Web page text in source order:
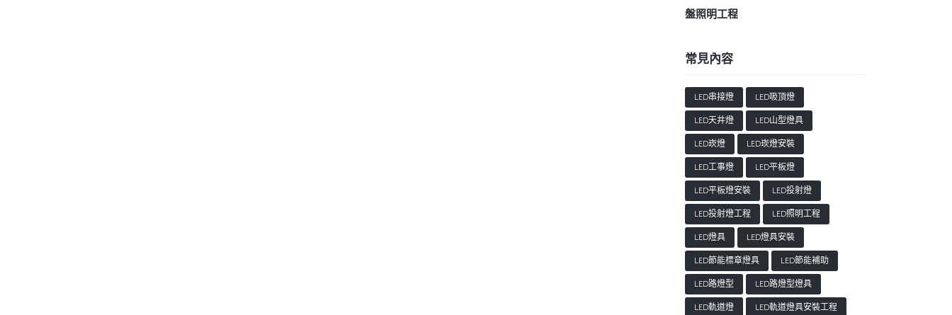
盤照明工程
常見內容
LED串接燈
LED吸頂燈
LED天井燈
LED山型燈具
LED崁燈
LED崁燈安裝
LED工事燈
LED平板燈
LED平板燈安裝
LED投射燈
LED投射燈工程
LED照明工程
LED燈具
LED燈具安裝
LED節能標章燈具
LED節能補助
LED路燈型
LED路燈型燈具
LED軌道燈
LED軌道燈具安裝工程